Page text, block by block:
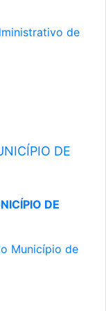
de
DE
DE
Município de